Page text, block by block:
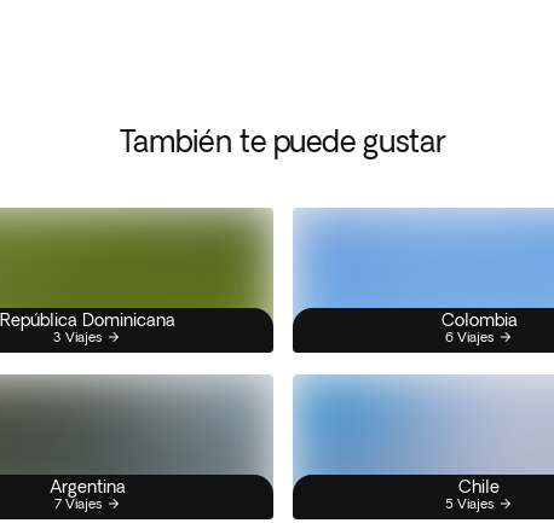
También te puede gustar
República Dominicana
3 Viajes
Colombia
6 Viajes
Argentina
7 Viajes
Chile
5 Viajes